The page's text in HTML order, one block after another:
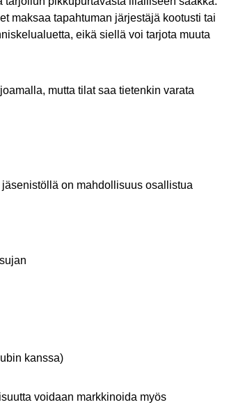
maksaa tapahtuman järjestäjä kootusti tai
eikä siellä voi tarjota muuta
mutta tilat saa tietenkin varata
on mahdollisuus osallistua
kanssa)
voidaan markkinoida myös